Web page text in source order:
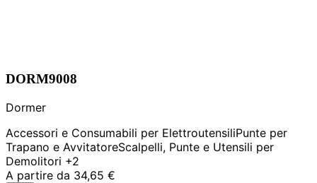
DORM9008
Dormer
Accessori e Consumabili per ElettroutensiliPunte per
Trapano e AvvitatoreScalpelli, Punte e Utensili per
Demolitori +2
A partire da 34,65 €